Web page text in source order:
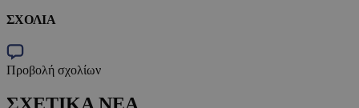
ΣΧΟΛΙΑ
Προβολή σχολίων